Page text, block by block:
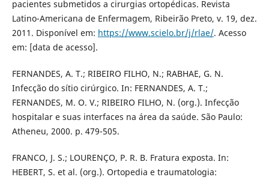
pacientes submetidos a cirurgias ortopédicas. Revista
Latino-Americana de Enfermagem, Ribeirão Preto, v. 19, dez.
2011. Disponível em: https://www.scielo.br/j/rlae/. Acesso
em: [data de acesso].
FERNANDES, A. T.; RIBEIRO FILHO, N.; RABHAE, G. N.
Infecção do sítio cirúrgico. In: FERNANDES, A. T.;
FERNANDES, M. O. V.; RIBEIRO FILHO, N. (org.). Infecção
hospitalar e suas interfaces na área da saúde. São Paulo:
Atheneu, 2000. p. 479-505.
FRANCO, J. S.; LOURENÇO, P. R. B. Fratura exposta. In:
HEBERT, S. et al. (org.). Ortopedia e traumatologia: